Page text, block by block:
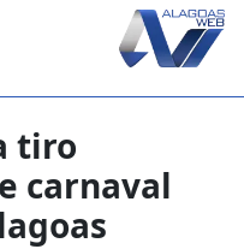
tiro
carnaval